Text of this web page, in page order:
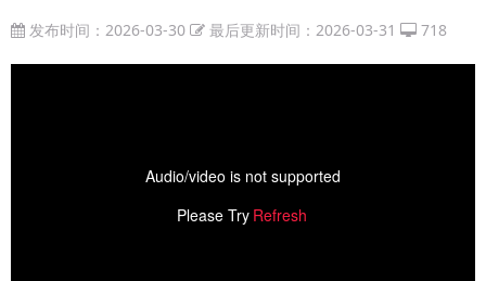
发布时间：2026-03-30 最后更新时间：2026-03-31 718
Audio/video is not supported
Please Try Refresh